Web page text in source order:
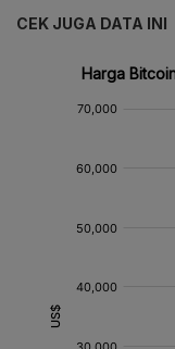
CEK JUGA DATA INI